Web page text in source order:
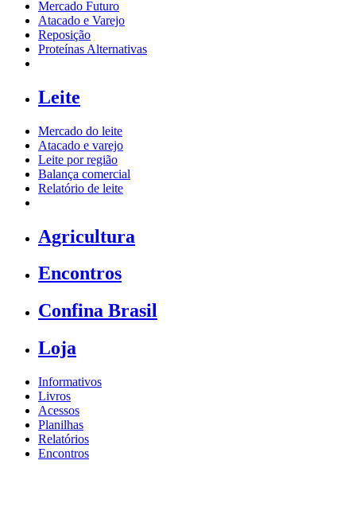
Mercado Futuro
Atacado e Varejo
Reposição
Proteínas Alternativas
Leite
Mercado do leite
Atacado e varejo
Leite por região
Balança comercial
Relatório de leite
Agricultura
Encontros
Confina Brasil
Loja
Informativos
Livros
Acessos
Planilhas
Relatórios
Encontros